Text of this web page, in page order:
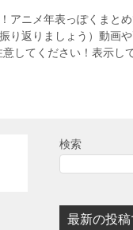
アニメ年表っぽくまと
り返りましょう）動画
してください！表示し
検索
最新の投稿